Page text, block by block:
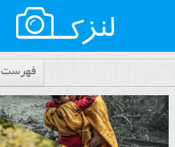
فهرست